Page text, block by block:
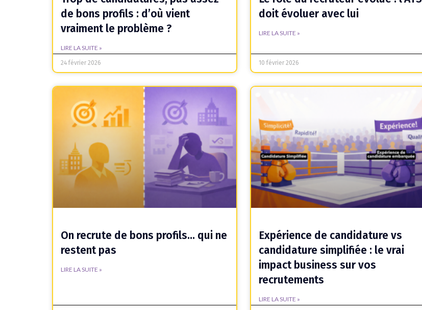
de bons profils : d’où vient
vraiment le problème ?
LIRE LA SUITE »
24 février 2026
doit évoluer avec lui
LIRE LA SUITE »
10 février 2026
On recrute de bons profils… qui ne
restent pas
LIRE LA SUITE »
Expérience de candidature vs
candidature simplifiée : le vrai
impact business sur vos
recrutements
LIRE LA SUITE »